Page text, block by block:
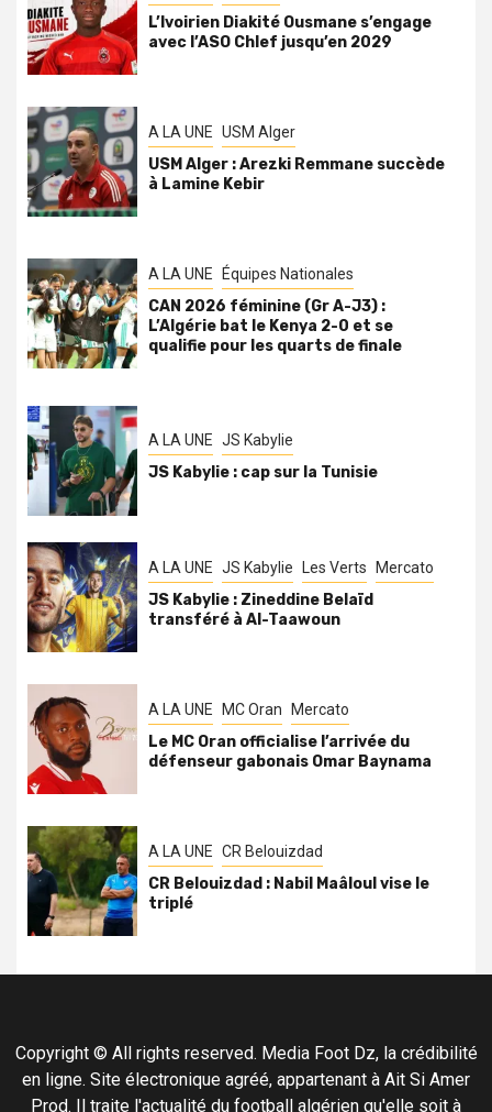
L’Ivoirien Diakité Ousmane s’engage
avec l’ASO Chlef jusqu’en 2029
A LA UNE USM Alger
USM Alger : Arezki Remmane succède
à Lamine Kebir
A LA UNE Équipes Nationales
CAN 2026 féminine (Gr A-J3) :
L’Algérie bat le Kenya 2-0 et se
qualifie pour les quarts de finale
A LA UNE JS Kabylie
JS Kabylie : cap sur la Tunisie
A LA UNE JS Kabylie Les Verts Mercato
JS Kabylie : Zineddine Belaïd
transféré à Al-Taawoun
A LA UNE MC Oran Mercato
Le MC Oran officialise l’arrivée du
défenseur gabonais Omar Baynama
A LA UNE CR Belouizdad
CR Belouizdad : Nabil Maâloul vise le
triplé
Copyright © All rights reserved. Media Foot Dz, la crédibilité
en ligne. Site électronique agréé, appartenant à Ait Si Amer
Prod. Il traite l'actualité du football algérien qu'elle soit à